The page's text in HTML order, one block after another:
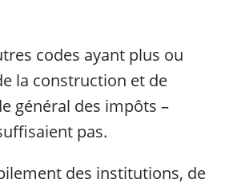
codes ayant plus ou
la construction et de
général des impôts –
pas.
des institutions, de